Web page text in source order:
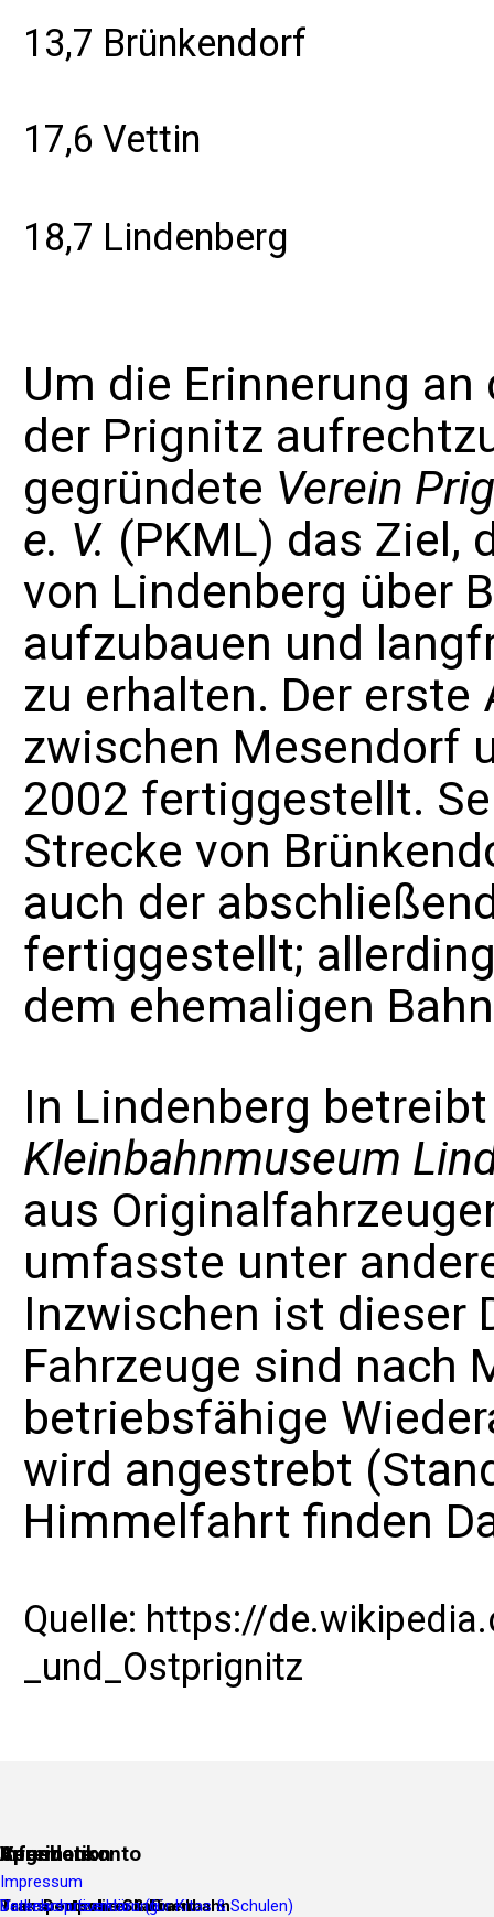
13,7 Brünkendorf
17,6Vettin
18,7 Lindenberg
Um die Erinnerung
der Prignitz
gegründete Verein
e. V. (PKML) das Ziel,
von Lindenberg über
aufzubauen und
zu erhalten. Der
zwischen Mesendorf
2002 fertiggestellt.
Strecke von
auch der
fertiggestellt;
dem ehemaligen
In Lindenberg
Kleinbahnmuseum
aus
umfasste unter
Inzwischen ist dieser
Fahrzeuge sind nach
betriebsfähige
wird angestrebt
Himmelfahrt finden
Quelle: https://
_und_Ostprignitz
Verein
Transportpolizei & Eisenbahn
Spendenkonto
Bank:Deutsche Skatbank
Information
Impressum
Datenschutzerklärung
Angebote
Verkehrsprävention (für Kitas & Schulen)